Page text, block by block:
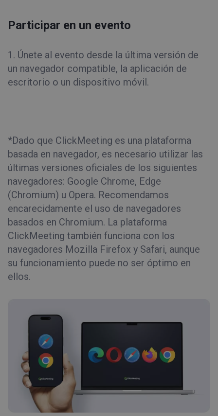
Para el presentador
Sugerencias del panel de cuenta
Sugerencias de la sala del evento
Participar en un evento
1. Únete al evento desde la última versión de
un navegador compatible, la aplicación de
escritorio o un dispositivo móvil.
*Dado que ClickMeeting es una plataforma
basada en navegador, es necesario utilizar las
últimas versiones oficiales de los siguientes
navegadores: Google Chrome, Edge
(Chromium) u Opera. Recomendamos
encarecidamente el uso de navegadores
basados en Chromium. La plataforma
ClickMeeting también funciona con los
navegadores Mozilla Firefox y Safari, aunque
su funcionamiento puede no ser óptimo en
ellos.